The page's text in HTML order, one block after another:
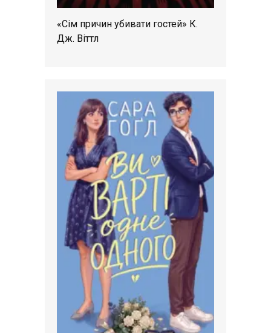
«Сім причин убивати гостей» К.
Дж. Віттл